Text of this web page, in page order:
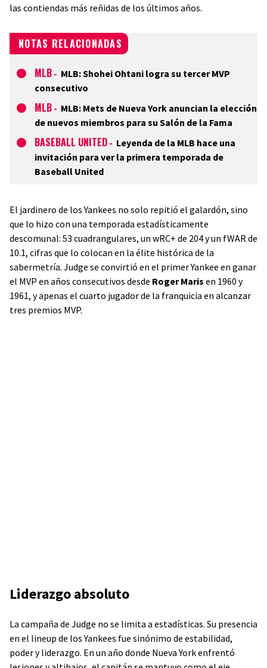
las contiendas más reñidas de los últimos años.
NOTAS RELACIONADAS
MLB - MLB: Shohei Ohtani logra su tercer MVP
consecutivo
MLB - MLB: Mets de Nueva York anuncian la elección
de nuevos miembros para su Salón de la Fama
BASEBALL UNITED - Leyenda de la MLB hace una
invitación para ver la primera temporada de
Baseball United
El jardinero de los Yankees no solo repitió el galardón, sino
que lo hizo con una temporada estadísticamente
descomunal: 53 cuadrangulares, un wRC+ de 204 y un fWAR de
10.1, cifras que lo colocan en la élite histórica de la
sabermetría. Judge se convirtió en el primer Yankee en ganar
el MVP en años consecutivos desde Roger Maris en 1960 y
1961, y apenas el cuarto jugador de la franquicia en alcanzar
tres premios MVP.
Liderazgo absoluto
La campaña de Judge no se limita a estadísticas. Su presencia
en el lineup de los Yankees fue sinónimo de estabilidad,
poder y liderazgo. En un año donde Nueva York enfrentó